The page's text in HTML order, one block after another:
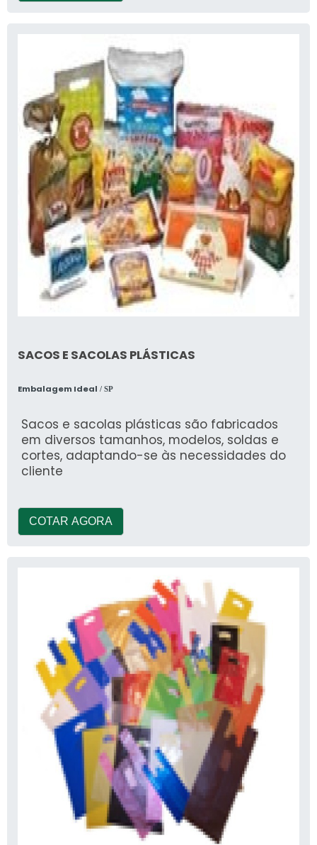
Tudo isso, somado à performance de uma
equipe multidisciplinar de consultores
associados e profissionais com vasta
experiência na área de atuação, fecha o
ciclo de entrega com excelência para toda
a carteira de clientes.
SACOS E SACOLAS PLÁSTICAS
Embalagem Ideal / SP
Sacos e sacolas plásticas são fabricados
em diversos tamanhos, modelos, soldas e
cortes, adaptando-se às necessidades do
cliente
COTAR AGORA